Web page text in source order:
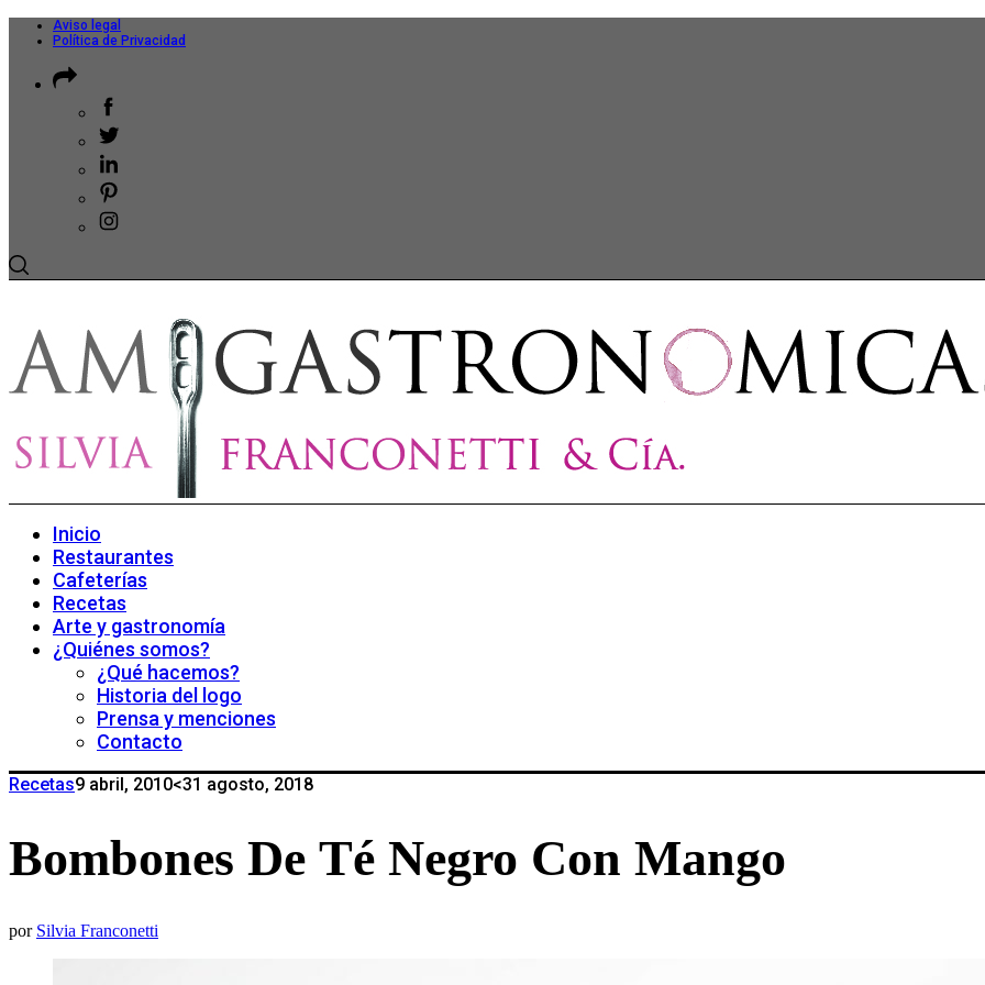
Aviso legal
Política de Privacidad
Inicio
Restaurantes
Cafeterías
Recetas
Arte y gastronomía
¿Quiénes somos?
¿Qué hacemos?
Historia del logo
Prensa y menciones
Contacto
Recetas9 abril, 2010<31 agosto, 2018
Bombones De Té Negro Con Mango
por Silvia Franconetti